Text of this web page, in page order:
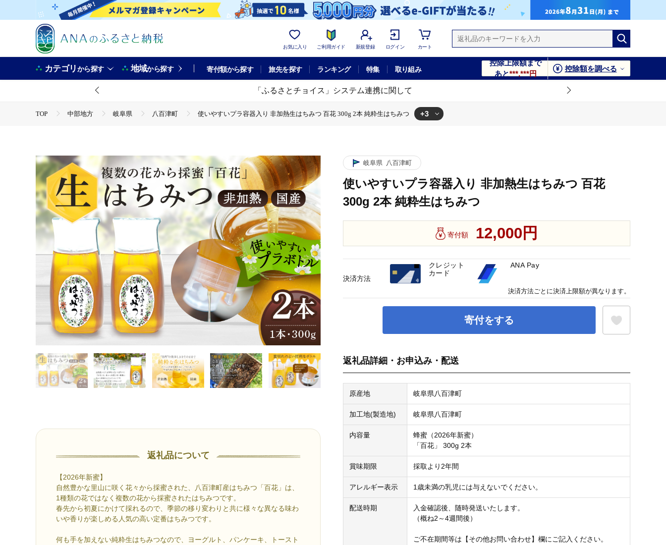
お気に入り ご利用ガイド 新規登録 ログイン カート
カテゴリから探す 地域から探す 寄付額から探す 旅先を探す ランキング 特集 取り組み
控除上限額まで
あと***,***円
控除額を調べる
「ふるさとチョイス」システム連携に関して
TOP 中部地方 岐阜県 八百津町 使いやすいプラ容器入り 非加熱生はちみつ 百花 300g 2本 純粋生はちみつ +3
返礼品について
【2026年新蜜】
自然豊かな里山に咲く花々から採蜜された、八百津町産はちみつ「百花」は、
1種類の花ではなく複数の花から採蜜されたはちみつです。
春先から初夏にかけて採れるので、季節の移り変わりと共に様々な異なる味わ
いや香りが楽しめる人気の高い定番はちみつです。
何も手を加えない純粋生はちみつなので、ヨーグルト、パンケーキ、トースト
岐阜県 八百津町
使いやすいプラ容器入り 非加熱生はちみつ 百花
300g 2本 純粋生はちみつ
寄付額 12,000円
寄付をする
返礼品詳細・お申込み・配送
原産地 岐阜県八百津町
加工地(製造地) 岐阜県八百津町
内容量
蜂蜜（2026年新蜜）
「百花」 300g 2本
賞味期限 採取より2年間
アレルギー表示 1歳未満の乳児には与えないでください。
配送時期
入金確認後、随時発送いたします。
（概ね2～4週間後）
ご不在期間等は【その他お問い合わせ】欄にご記入ください。
決済方法
クレジット
カード
ANA Pay
決済方法ごとに決済上限額が異なります。